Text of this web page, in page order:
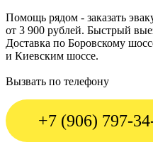
Помощь рядом - заказать
от 3 900 рублей. Быстрый
Доставка по Боровскому
и Киевским шоссе.
Вызвать по телефону
+7 (906) 797-